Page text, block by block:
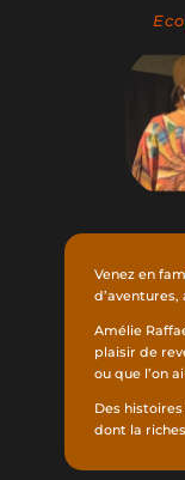
Venez en
d’aventures,
Amélie
plaisir de
ou que l’on
Des
dont la